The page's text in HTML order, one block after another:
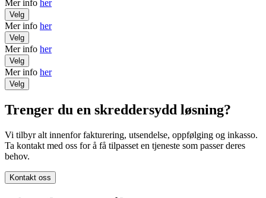
Mer info her
Velg
Mer info her
Velg
Mer info her
Velg
Mer info her
Velg
Trenger du en skreddersydd løsning?
Vi tilbyr alt innenfor fakturering, utsendelse, oppfølging og inkasso.
Ta kontakt med oss for å få tilpasset en tjeneste som passer deres
behov.
Kontakt oss